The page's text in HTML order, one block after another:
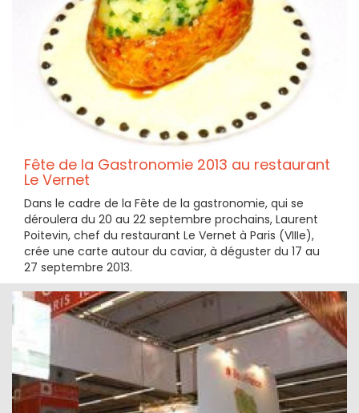
Fête de la Gastronomie 2013 au restaurant
Le Vernet
Dans le cadre de la Fête de la gastronomie, qui se
déroulera du 20 au 22 septembre prochains, Laurent
Poitevin, chef du restaurant Le Vernet à Paris (VIIIe),
crée une carte autour du caviar, à déguster du 17 au
27 septembre 2013.